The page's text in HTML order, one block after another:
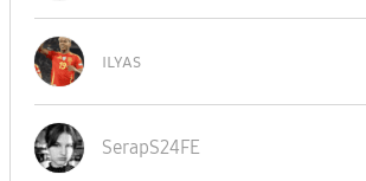
ɪʟʏᴀs
SerapS24FE